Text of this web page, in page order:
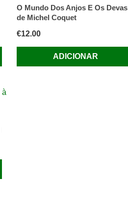
O Mundo Dos Anjos E Os Devas
de Michel Coquet
€12.00
ADICIONAR